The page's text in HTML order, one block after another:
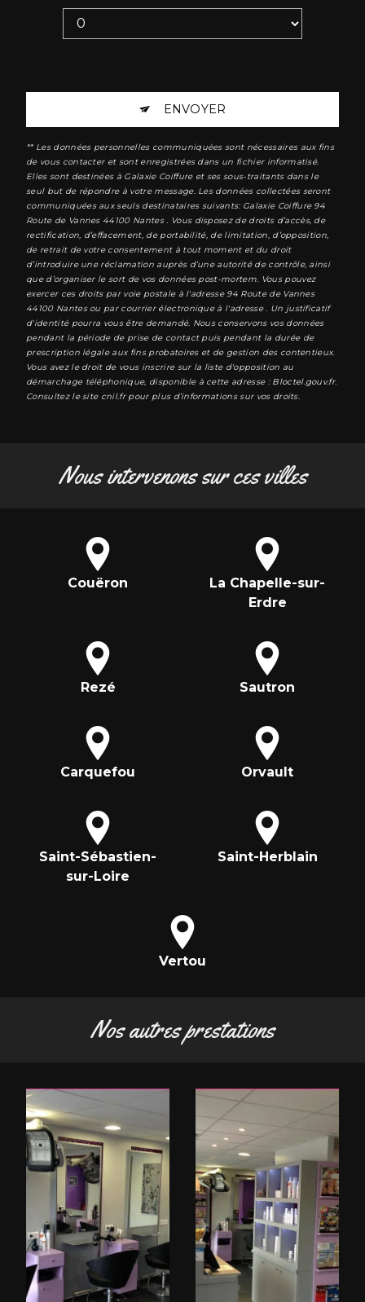
ENVOYER
** Les données personnelles communiquées sont nécessaires aux fins
de vous contacter et sont enregistrées dans un fichier informatisé.
Elles sont destinées à Galaxie Coiffure et ses sous-traitants dans le
seul but de répondre à votre message. Les données collectées seront
communiquées aux seuls destinataires suivants: Galaxie Coiffure 94
Route de Vannes 44100 Nantes . Vous disposez de droits d’accès, de
rectification, d’effacement, de portabilité, de limitation, d’opposition,
de retrait de votre consentement à tout moment et du droit
d’introduire une réclamation auprès d’une autorité de contrôle, ainsi
que d’organiser le sort de vos données post-mortem. Vous pouvez
exercer ces droits par voie postale à l'adresse 94 Route de Vannes
44100 Nantes ou par courrier électronique à l'adresse . Un justificatif
d'identité pourra vous être demandé. Nous conservons vos données
pendant la période de prise de contact puis pendant la durée de
prescription légale aux fins probatoires et de gestion des contentieux.
Vous avez le droit de vous inscrire sur la liste d'opposition au
démarchage téléphonique, disponible à cette adresse : Bloctel.gouv.fr.
Consultez le site cnil.fr pour plus d’informations sur vos droits.
Nous intervenons sur ces villes
Couëron
La Chapelle-sur-
Erdre
Rezé Sautron
Carquefou Orvault
Saint-Sébastien-
sur-Loire
Saint-Herblain
Vertou
Nos autres prestations